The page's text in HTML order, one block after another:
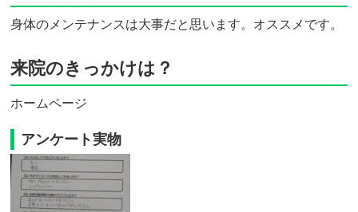
身体のメンテナンスは大事だと思います。オススメです。
来院のきっかけは？
ホームページ
アンケート実物